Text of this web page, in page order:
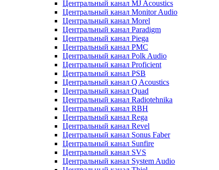
Центральный канал MJ Acoustics
Центральный канал Monitor Audio
Центральный канал Morel
Центральный канал Paradigm
Центральный канал Piega
Центральный канал PMC
Центральный канал Polk Audio
Центральный канал Proficient
Центральный канал PSB
Центральный канал Q Acoustics
Центральный канал Quad
Центральный канал Radiotehnika
Центральный канал RBH
Центральный канал Rega
Центральный канал Revel
Центральный канал Sonus Faber
Центральный канал Sunfire
Центральный канал SVS
Центральный канал System Audio